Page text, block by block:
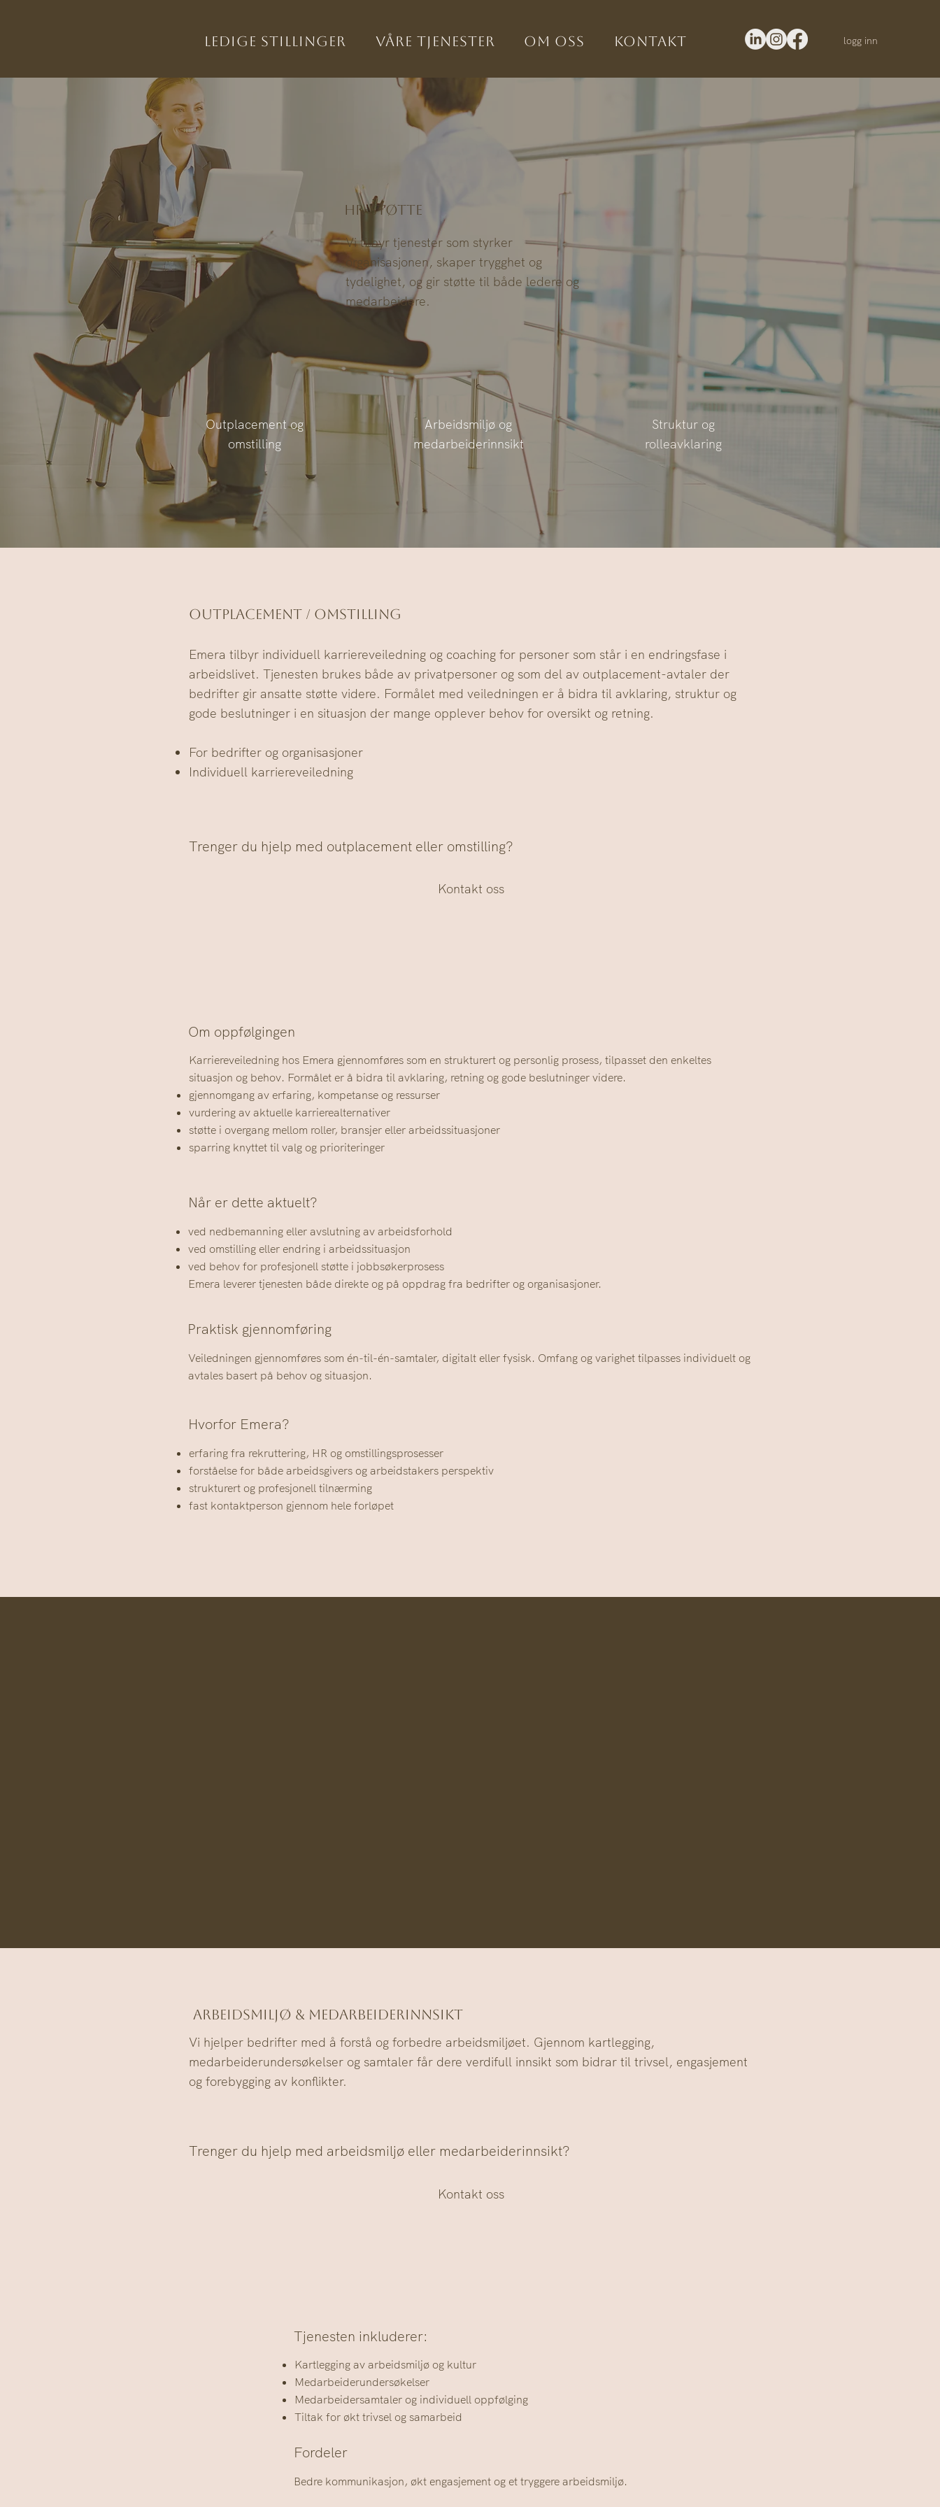
Ledige stillinger Våre tjenester Om oss Kontakt logg inn
HR-støtte
Vi tilbyr tjenester som styrker
organisasjonen, skaper trygghet og
tydelighet, og gir støtte til både ledere og
medarbeidere.
Outplacement og
omstilling
Arbeidsmiljø og
medarbeiderinnsikt
Struktur og
rolleavklaring
Arbeidsmiljø & Medarbeiderinnsikt
Vi hjelper bedrifter med å forstå og forbedre arbeidsmiljøet. Gjennom kartlegging,
medarbeiderundersøkelser og samtaler får dere verdifull innsikt som bidrar til trivsel, engasjement
og forebygging av konflikter.
Trenger du hjelp med arbeidsmiljø eller medarbeiderinnsikt?
Kontakt oss
Tjenesten inkluderer:
Kartlegging av arbeidsmiljø og kultur
Medarbeiderundersøkelser
Medarbeidersamtaler og individuell oppfølging
Tiltak for økt trivsel og samarbeid
Fordeler
Bedre kommunikasjon, økt engasjement og et tryggere arbeidsmiljø.
Outplacement / Omstilling
Emera tilbyr individuell karriereveiledning og coaching for personer som står i en endringsfase i
arbeidslivet. Tjenesten brukes både av privatpersoner og som del av outplacement-avtaler der
bedrifter gir ansatte støtte videre.​ Formålet med veiledningen er å bidra til avklaring, struktur og
gode beslutninger i en situasjon der mange opplever behov for oversikt og retning.
For bedrifter og organisasjoner
Individuell karriereveiledning
Trenger du hjelp med outplacement eller omstilling?
Kontakt oss
Om oppfølgingen
Karriereveiledning hos Emera gjennomføres som en strukturert og personlig prosess, tilpasset den enkeltes
situasjon og behov. Formålet er å bidra til avklaring, retning og gode beslutninger videre.
gjennomgang av erfaring, kompetanse og ressurser
vurdering av aktuelle karrierealternativer
støtte i overgang mellom roller, bransjer eller arbeidssituasjoner
sparring knyttet til valg og prioriteringer
Når er dette aktuelt?
ved nedbemanning eller avslutning av arbeidsforhold
ved omstilling eller endring i arbeidssituasjon
ved behov for profesjonell støtte i jobbsøkerprosess
Emera leverer tjenesten både direkte og på oppdrag fra bedrifter og organisasjoner.
Praktisk gjennomføring
Veiledningen gjennomføres som én-til-én-samtaler, digitalt eller fysisk. Omfang og varighet tilpasses individuelt og
avtales basert på behov og situasjon.
Hvorfor Emera?
erfaring fra rekruttering, HR og omstillingsprosesser
forståelse for både arbeidsgivers og arbeidstakers perspektiv
strukturert og profesjonell tilnærming
fast kontaktperson gjennom hele forløpet